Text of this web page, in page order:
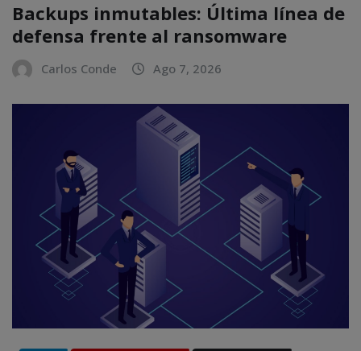
Backups inmutables: Última línea de
defensa frente al ransomware
Carlos Conde Ago 7, 2026